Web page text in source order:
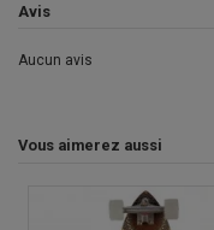
Avis
Aucun avis
Vous aimerez aussi